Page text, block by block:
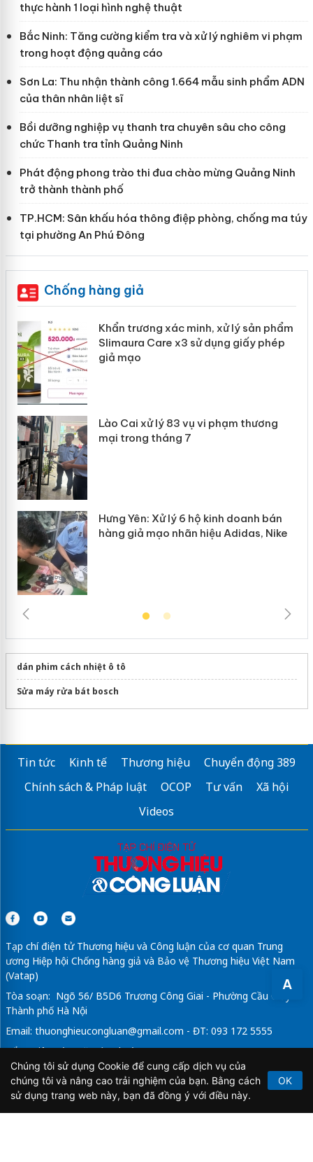
A
thực hành 1 loại hình nghệ thuật
Bắc Ninh: Tăng cường kiểm tra và xử lý nghiêm vi phạm
trong hoạt động quảng cáo
Sơn La: Thu nhận thành công 1.664 mẫu sinh phẩm ADN
của thân nhân liệt sĩ
Bồi dưỡng nghiệp vụ thanh tra chuyên sâu cho công
chức Thanh tra tỉnh Quảng Ninh
Phát động phong trào thi đua chào mừng Quảng Ninh
trở thành thành phố
TP.HCM: Sân khấu hóa thông điệp phòng, chống ma túy
tại phường An Phú Đông
Chống hàng giả
Khẩn trương xác minh, xử lý sản phẩm
Slimaura Care x3 sử dụng giấy phép
giả mạo
Lào Cai xử lý 83 vụ vi phạm thương
mại trong tháng 7
Hưng Yên: Xử lý 6 hộ kinh doanh bán
hàng giả mạo nhãn hiệu Adidas, Nike
dán phim cách nhiệt ô tô
Sửa máy rửa bát bosch
Tin tức Kinh tế Thương hiệu
Chuyển động 389
Chính sách & Pháp luật
OCOP Tư vấn
Xã hội
Videos
Tạp chí điện tử Thương hiệu và Công luận của cơ quan Trung
ương Hiệp hội Chống hàng giả và Bảo vệ Thương hiệu Việt Nam
(Vatap)
Tòa soạn: Ngõ 56/ B5D6 Trương Công Giai - Phường Cầu Giấy -
Thành phố Hà Nội
Email: thuonghieucongluan@gmail.com - ĐT: 093 172 5555
Tổng Biên Tập: Vũ Đức Thuận
Giấy phép hoạt động báo chí điện tử số 64/GP-BTTTT do Bộ
Thông tin và Truyền thông cấp ngày 21/2/2020.
Chúng tôi sử dụng Cookie để cung cấp dịch vụ của
chúng tôi và nâng cao trải nghiệm của bạn. Bằng cách
sử dụng trang web này, bạn đã đồng ý với điều này.
OK